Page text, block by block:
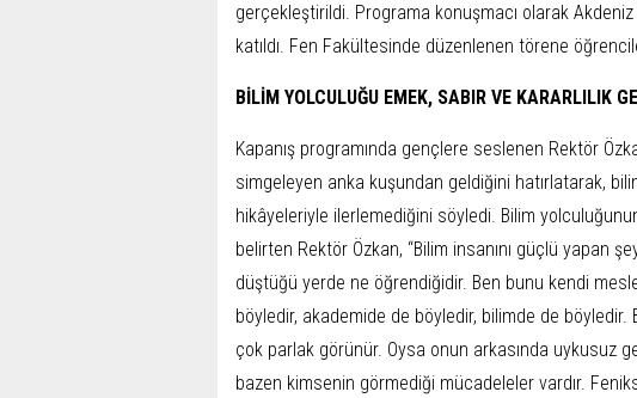
gerçekleştirildi. Programa konuşmacı olarak
katıldı. Fen Fakültesinde düzenlenen törene
BİLİM YOLCULUĞU EMEK, SABIR VE KARARLILIK
Kapanış programında gençlere seslenen Rektör
simgeleyen anka kuşundan geldiğini hatırlatarak,
hikâyeleriyle ilerlemediğini söyledi. Bilim
belirten Rektör Özkan, “Bilim insanını güçlü yapan
düştüğü yerde ne öğrendiğidir. Ben bunu kendi
böyledir, akademide de böyledir, bilimde de böyledir.
çok parlak görünür. Oysa onun arkasında uykusuz
bazen kimsenin görmediği mücadeleler vardır.